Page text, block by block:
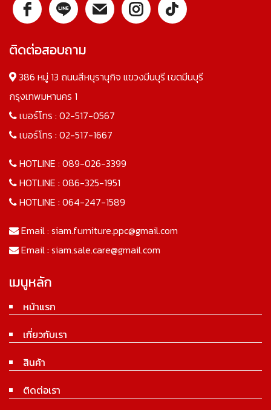
ติดต่อสอบถาม
386 หมู่ 13 ถนนสีหบุรานุกิจ แขวงมีนบุรี เขตมีนบุรี
กรุงเทพมหานคร 1
เบอร์โทร : 02-517-0567
เบอร์โทร : 02-517-1667
HOTLINE : 089-026-3399
HOTLINE : 086-325-1951
HOTLINE : 064-247-1589
Email : siam.furniture.ppc@gmail.com
Email : siam.sale.care@gmail.com
เมนูหลัก
หน้าแรก
เกี่ยวกับเรา
สินค้า
ติดต่อเรา